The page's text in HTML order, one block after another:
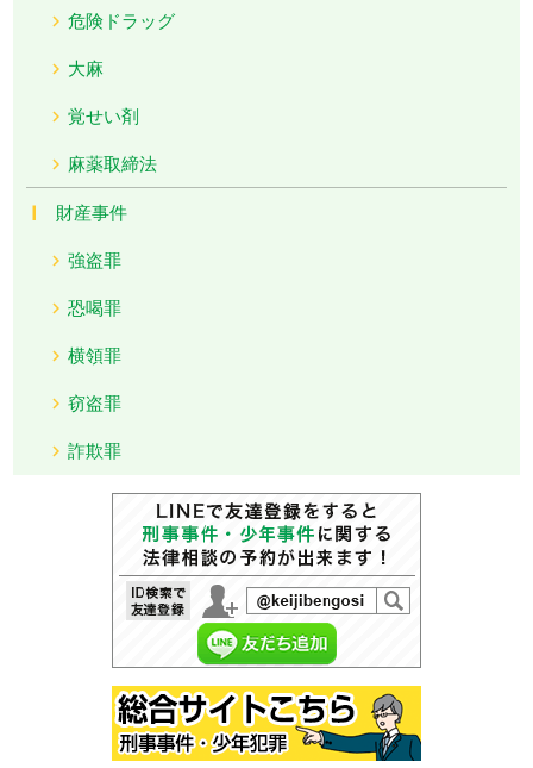
危険ドラッグ
大麻
覚せい剤
麻薬取締法
財産事件
強盗罪
恐喝罪
横領罪
窃盗罪
詐欺罪